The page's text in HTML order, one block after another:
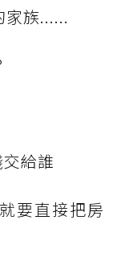
族......
給誰
要直接把房